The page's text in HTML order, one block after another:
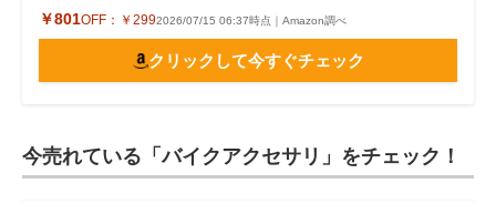
￥801OFF： ￥2992026/07/15 06:37時点｜Amazon調べ
クリックして今すぐチェック
今売れている「バイクアクセサリ」をチェック！